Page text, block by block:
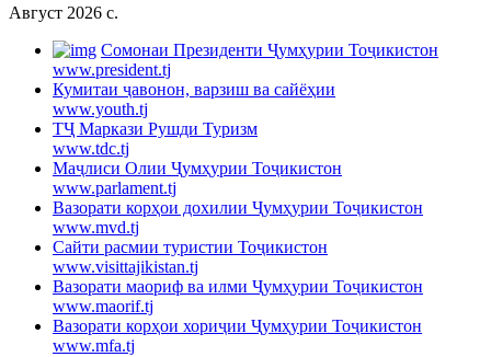
Август 2026 c.
Cомонаи Президенти Ҷумҳурии Тоҷикистон
www.president.tj
Кумитаи ҷавонон, варзиш ва сайёҳии
www.youth.tj
ТҶ Маркази Рушди Туризм
www.tdc.tj
Маҷлиси Олии Ҷумҳурии Тоҷикистон
www.parlament.tj
Вазорати корҳои дохилии Ҷумҳурии Тоҷикистон
www.mvd.tj
Сайти расмии туристии Тоҷикистон
www.visittajikistan.tj
Вазорати маориф ва илми Ҷумҳурии Тоҷикистон
www.maorif.tj
Вазорати корҳои хориҷии Ҷумҳурии Тоҷикистон
www.mfa.tj